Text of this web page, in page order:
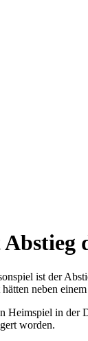
ist der
neben
in
worden.